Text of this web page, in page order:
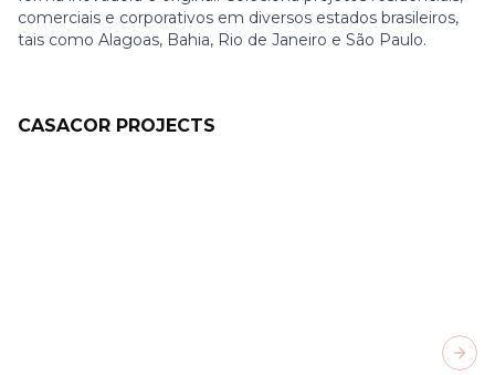
comerciais e corporativos em diversos estados brasileiros,
tais como Alagoas, Bahia, Rio de Janeiro e São Paulo.
CASACOR PROJECTS